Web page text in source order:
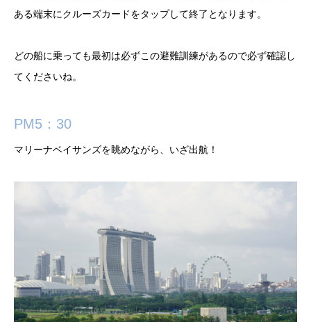
ある端末にクルーズカードをタップして終了となります。
どの船に乗っても最初は必ずこの避難訓練があるので必ず確認し
てくださいね。
PM5：30
マリーナベイサンズを眺めながら、いざ出航！